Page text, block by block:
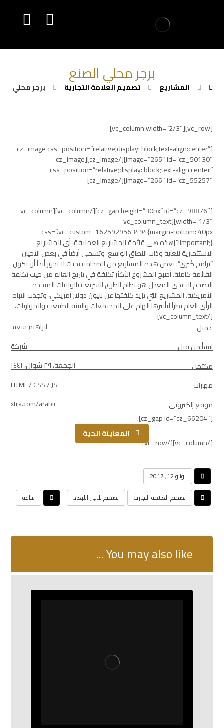
برجر محلي الصنع
المشاريع تصميم العلامة التجارية برجر محلي
[vc_row][vc_column width=”2/3″]
[cz_image css_position=”relative;display: block;text-align:center”
image=”265″ id=”cz_50130″][/cz_image][cz_image
css_position=”relative;display: block;text-align:center”
image=”266″ id=”cz_55257″][/cz_image]
[cz_gap height=”30px” id=”cz_98876″][/vc_column][vc_column
width=”1/3″][vc_column_text
css=”.vc_custom_1625929563494{margin-bottom: 40px
!important;}”]هذه هي قائمة المشاريع العملاقة، أي المشاريع
الاستثمارية للغاية وذات النطاق الواسع. وتسمى أيضاً في بعض الأحيان
“برامج كُبرى”. بعض هذه المشاريع من الضخامة بحيث لا يجوز أبداً أن تكون
القائمة كاملة. أصبح المشروع الأكثر تكلفة في تاريخ العالم من حيث تكلفة
التضخم النقدي المعدل هو نظام الطرق السريعة بالولايات المتحدة
الأمريكية. المشاريع التي تزيد كلفتها عن بليون دولار أمريكي، وتجذب انتباه
الرأي العام نظراً لتأثيرها الهام على المجتمعات والبيئة الطبيعية والموازنات.
[/vc_column_text]
عميل
ابراهيم سعيد
انشأ من قبل
شركة
مكتمل
الجمعة، ٢٩ شوال، ١٤٤١
مهارات
HTML / CSS / JS
موقع إلكتروني
xtra.com/arabic
[cz_gap id=”cz_66204″]
المعاينة الحية
[/vc_column][/vc_row]
يونيو 12, 2017
تصميم العلامة التجارية
تصميم ثلاثي الأبعاد ساعة
You may also like ...